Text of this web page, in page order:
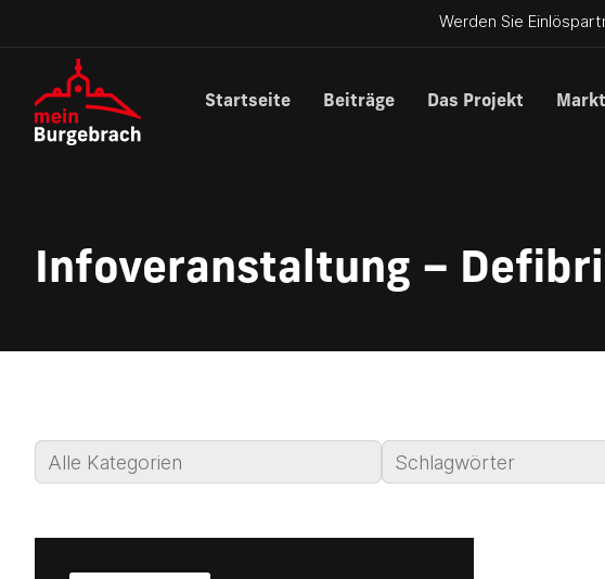
Werden Sie
Startseite Beiträge Das Projekt
Infoveranstaltung –